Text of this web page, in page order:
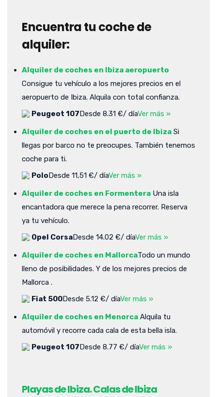
Encuentra tu coche de
alquiler:
Alquiler de coches en Ibiza aeropuerto
Consigue tu vehículo a los mejores precios en el
aeropuerto de Ibiza. Alquila con total confianza.
Peugeot 107Desde 8.31 €/ díaVer más »
Alquiler de coches en el puerto de Ibiza Si
llegas por barco no te preocupes. También tenemos
coche para ti.
PoloDesde 11,51 €/ díaVer más »
Alquiler de coches en Formentera Una isla
encantadora que merece la pena recorrer. Reserva
ya tu vehículo.
Opel CorsaDesde 14.02 €/ díaVer más »
Alquiler de coches en MallorcaTodo un mundo
lleno de posibilidades. Y de los mejores precios de
Mallorca .
Fiat 500Desde 5.12 €/ díaVer más »
Alquiler de coches en Menorca Alquila tu
automóvil y recorre cada cala de esta bella isla.
Peugeot 107Desde 8.77 €/ díaVer más »
Playas de Ibiza. Calas de Ibiza